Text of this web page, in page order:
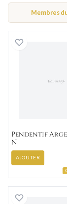
Membres
Pendentif
N
AJOUTER